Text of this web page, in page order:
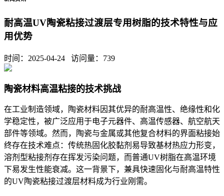
耐高温UV陶瓷粘接过渡层专用树脂的技术特性与应
用优势
时间：2025-04-24 访问量： 739
陶瓷材料高温粘接的技术挑战
在工业制造领域，陶瓷材料因其优异的耐高温性、绝缘性和化
学稳定性，被广泛应用于电子元器件、高温传感器、航空航天
部件等领域。然而，陶瓷与金属或其他复合材料的界面粘接始
终存在技术难点：传统热固化胶黏剂易导致基材热应力形变，
溶剂型粘接剂存在挥发污染问题，而普通UV树脂在高温环境
下易发生性能衰减。这一背景下，兼具快速固化与耐高温特性
的UV陶瓷粘接过渡层材料成为行业刚需。